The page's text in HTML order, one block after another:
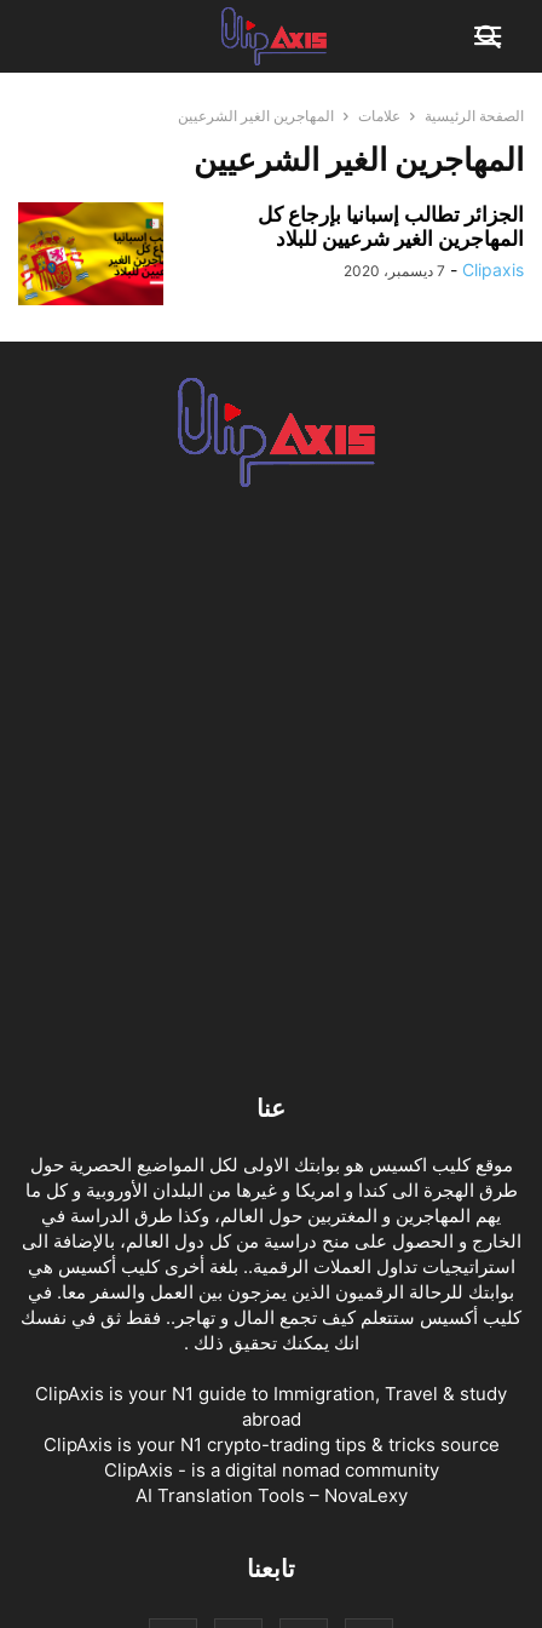
الصفحة الرئيسية علامات المهاجرين الغير الشرعيين
المهاجرين الغير الشرعيين
الجزائر تطالب إسبانيا بإرجاع كل
المهاجرين الغير شرعيين للبلاد
Clipaxis
- 7 ديسمبر، 2020
عنا
موقع كليب اكسيس هو بوابتك الاولى لكل المواضيع الحصرية حول
طرق الهجرة الى كندا و امريكا و غيرها من البلدان الأوروبية و كل ما
يهم المهاجرين و المغتربين حول العالم، وكذا طرق الدراسة في
الخارج و الحصول على منح دراسية من كل دول العالم، بالإضافة الى
استراتيجيات تداول العملات الرقمية.. بلغة أخرى كليب أكسيس هي
بوابتك للرحالة الرقميون الذين يمزجون بين العمل والسفر معا. في
كليب أكسيس ستتعلم كيف تجمع المال و تهاجر.. فقط ثق في نفسك
انك يمكنك تحقيق ذلك .
ClipAxis is your N1 guide to Immigration, Travel & study
abroad
ClipAxis is your N1 crypto-trading tips & tricks source
ClipAxis - is a digital nomad community
AI Translation Tools – NovaLexy
تابعنا